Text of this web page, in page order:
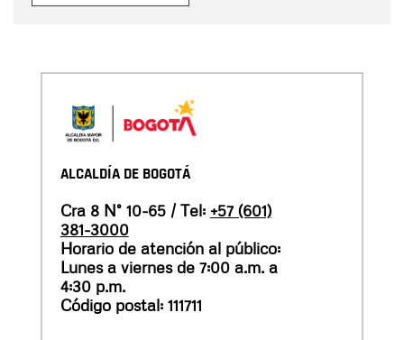
ALCALDÍA DE BOGOTÁ
Cra 8 N° 10-65 / Tel: +57 (601)
381-3000
Horario de atención al público:
Lunes a viernes de 7:00 a.m. a
4:30 p.m.
Código postal: 111711